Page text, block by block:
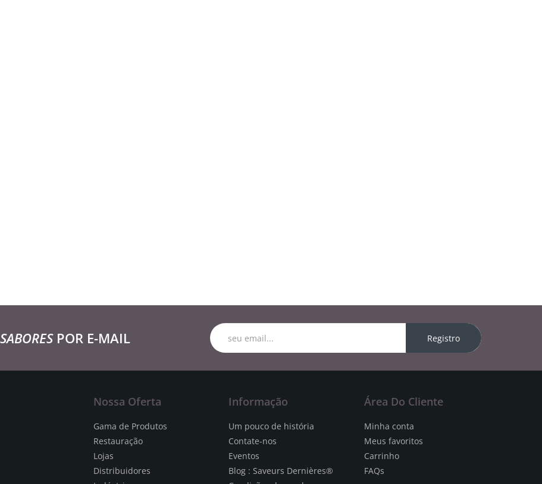
POR E-MAIL Registro
Nossa Oferta
Gama de Produtos
Restauração
Lojas
Distribuidores
Informação
Um pouco de história
Contate-nos
Eventos
Blog : Saveurs Dernières®
Área Do Cliente
Minha conta
Meus favoritos
Carrinho
FAQs